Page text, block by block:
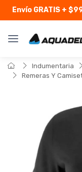
Envío GRATIS+
Indumentaria
Remeras Y